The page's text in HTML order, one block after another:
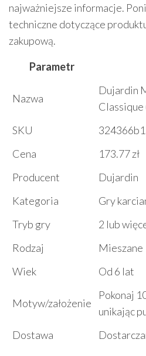
najważniejsze informacje.
techniczne dotyczące
zakupową.
Parametr
Nazwa
Dujardin
Classique
SKU
Cena
173.77 zł
Producent
Dujardin
Kategoria
Gry
Tryb gry
2 lub
Rodzaj
Mieszane
Wiek
Od 6 lat
Motyw/założenie
Pokonaj
unikając
Dostawa